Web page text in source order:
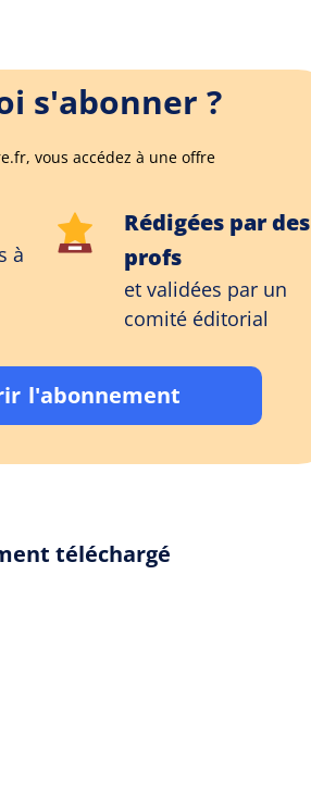
s'abonner ?
vous accédez à une offre
à
Rédigées par des
profs
et validées par un
comité éditorial
l'abonnement
téléchargé